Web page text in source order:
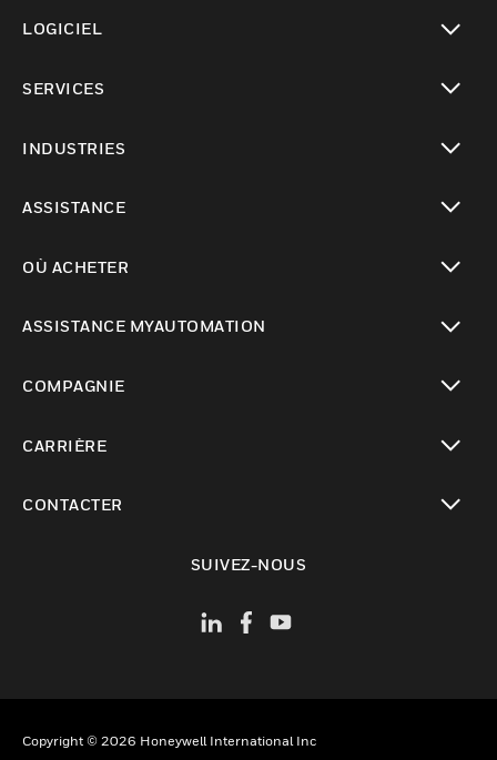
LOGICIEL
SERVICES
INDUSTRIES
ASSISTANCE
OÙ ACHETER
ASSISTANCE MYAUTOMATION
COMPAGNIE
CARRIÈRE
CONTACTER
SUIVEZ-NOUS
Copyright © 2026 Honeywell International Inc